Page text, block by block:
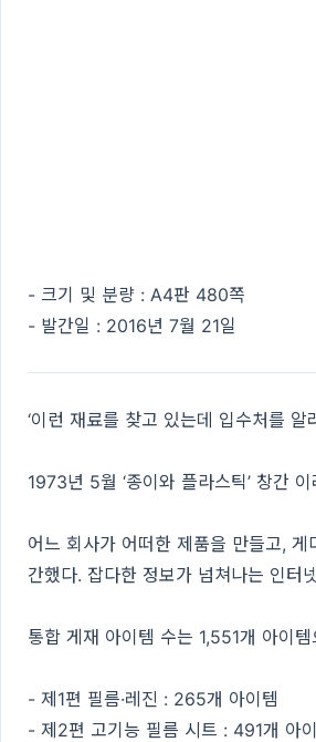
- 크기 및 분량 : A4판 480쪽
- 발간일 : 2016년 7월 21일
‘이런 재료를 찾고 있는데 입수처를 알
1973년 5월 ‘종이와 플라스틱’ 창간
어느 회사가 어떠한 제품을 만들고,
간했다. 잡다한 정보가 넘쳐나는 인터
통합 게재 아이템 수는 1,551개 아이
- 제1편 필름·레진 : 265개 아이템
- 제2편 고기능 필름 시트 : 491개 아